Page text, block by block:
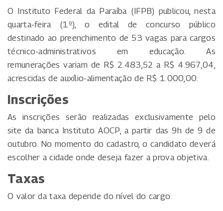
O Instituto Federal da Paraíba (IFPB) publicou, nesta
quarta-feira (1º), o edital de concurso público
destinado ao preenchimento de 53 vagas para cargos
técnico-administrativos em educação. As
remunerações variam de R$ 2.483,52 a R$ 4.967,04,
acrescidas de auxílio-alimentação de R$ 1.000,00.
Inscrições
As inscrições serão realizadas exclusivamente pelo
site da banca Instituto AOCP, a partir das 9h de 9 de
outubro. No momento do cadastro, o candidato deverá
escolher a cidade onde deseja fazer a prova objetiva.
Taxas
O valor da taxa depende do nível do cargo: